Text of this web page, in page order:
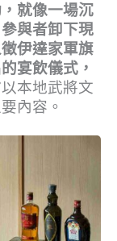
就像一場沉
與者卸下現
伊達家軍旗
宴飲儀式，
本地武將文
內容。